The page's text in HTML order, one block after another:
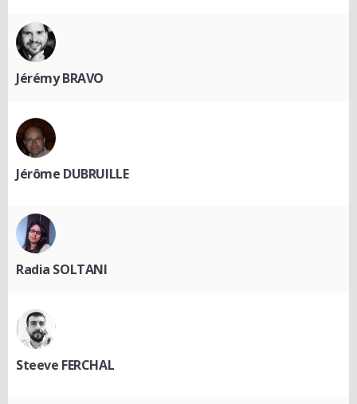
Jérémy BRAVO
Jérôme DUBRUILLE
Radia SOLTANI
Steeve FERCHAL